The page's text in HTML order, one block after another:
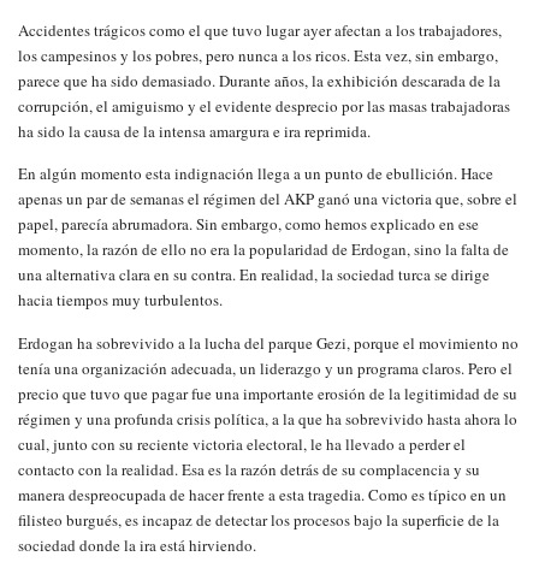
Accidentes trágicos como el que tuvo lugar ayer afectan a los trabajadores,
los campesinos y los pobres, pero nunca a los ricos. Esta vez, sin embargo,
parece que ha sido demasiado. Durante años, la exhibición descarada de la
corrupción, el amiguismo y el evidente desprecio por las masas trabajadoras
ha sido la causa de la intensa amargura e ira reprimida.
En algún momento esta indignación llega a un punto de ebullición. Hace
apenas un par de semanas el régimen del AKP ganó una victoria que, sobre el
papel, parecía abrumadora. Sin embargo, como hemos explicado en ese
momento, la razón de ello no era la popularidad de Erdogan, sino la falta de
una alternativa clara en su contra. En realidad, la sociedad turca se dirige
hacia tiempos muy turbulentos.
Erdogan ha sobrevivido a la lucha del parque Gezi, porque el movimiento no
tenía una organización adecuada, un liderazgo y un programa claros. Pero el
precio que tuvo que pagar fue una importante erosión de la legitimidad de su
régimen y una profunda crisis política, a la que ha sobrevivido hasta ahora lo
cual, junto con su reciente victoria electoral, le ha llevado a perder el
contacto con la realidad. Esa es la razón detrás de su complacencia y su
manera despreocupada de hacer frente a esta tragedia. Como es típico en un
filisteo burgués, es incapaz de detectar los procesos bajo la superficie de la
sociedad donde la ira está hirviendo.